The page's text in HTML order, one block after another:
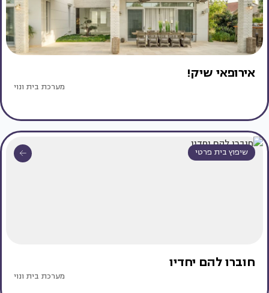
אירופאי שיק!
מערכת בית ונוי
שיפוץ בית פרטי
חוברו להם יחדיו
מערכת בית ונוי